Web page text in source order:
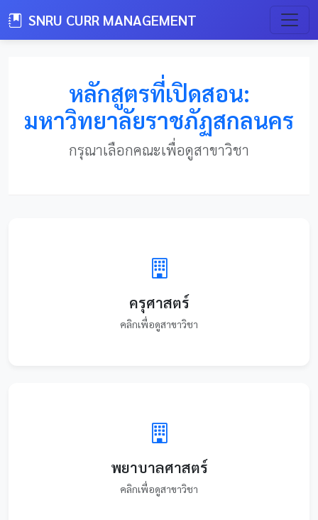
SNRU CURR MANAGEMENT
หลักสูตรที่เปิดสอน:
มหาวิทยาลัยราชภัฏสกลนคร
กรุณาเลือกคณะเพื่อดูสาขาวิชา
ครุศาสตร์
คลิกเพื่อดูสาขาวิชา
พยาบาลศาสตร์
คลิกเพื่อดูสาขาวิชา